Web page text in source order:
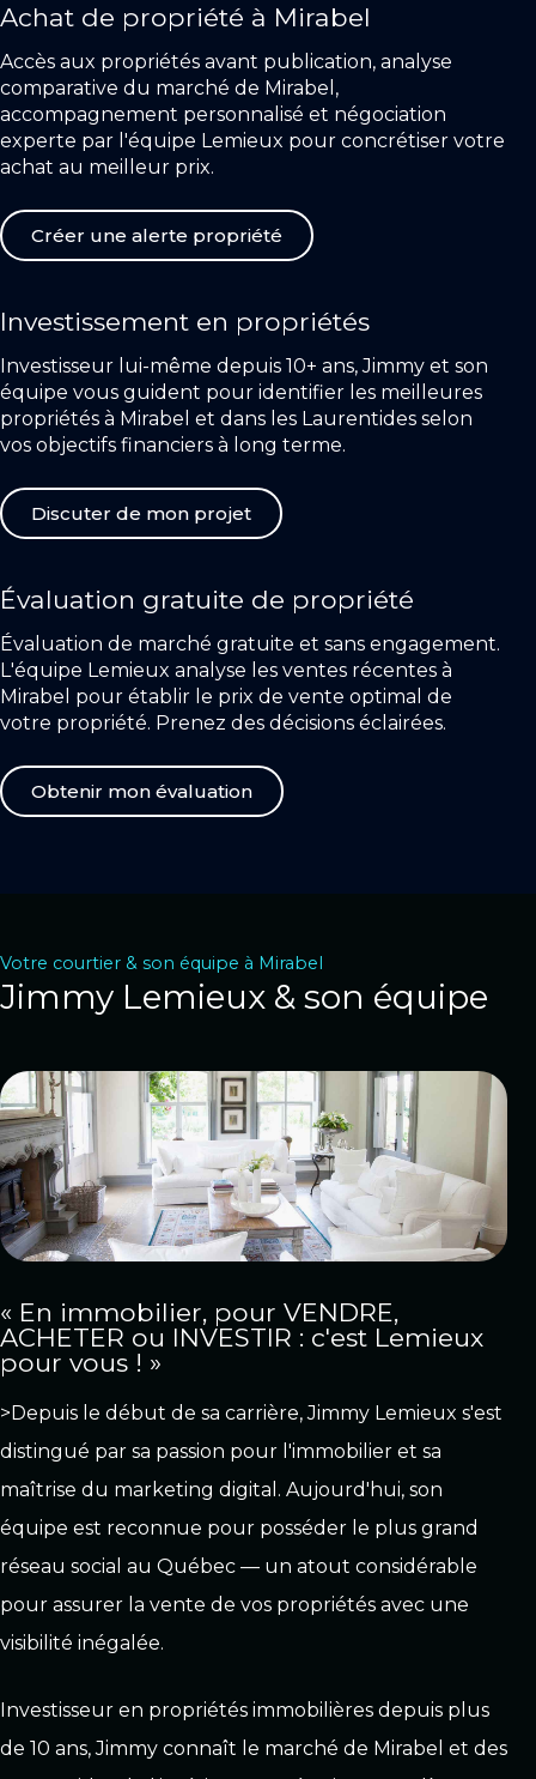
Achat de propriété à Mirabel
Accès aux propriétés avant publication, analyse
comparative du marché de Mirabel,
accompagnement personnalisé et négociation
experte par l'équipe Lemieux pour concrétiser votre
achat au meilleur prix.
Créer une alerte propriété
Investissement en propriétés
Investisseur lui-même depuis 10+ ans, Jimmy et son
équipe vous guident pour identifier les meilleures
propriétés à Mirabel et dans les Laurentides selon
vos objectifs financiers à long terme.
Discuter de mon projet
Évaluation gratuite de propriété
Évaluation de marché gratuite et sans engagement.
L'équipe Lemieux analyse les ventes récentes à
Mirabel pour établir le prix de vente optimal de
votre propriété. Prenez des décisions éclairées.
Obtenir mon évaluation
Votre courtier & son équipe à Mirabel
Jimmy Lemieux & son équipe
« En immobilier, pour VENDRE,
ACHETER ou INVESTIR : c'est Lemieux
pour vous ! »
>Depuis le début de sa carrière, Jimmy Lemieux s'est
distingué par sa passion pour l'immobilier et sa
maîtrise du marketing digital. Aujourd'hui, son
équipe est reconnue pour posséder le plus grand
réseau social au Québec — un atout considérable
pour assurer la vente de vos propriétés avec une
visibilité inégalée.
Investisseur en propriétés immobilières depuis plus
de 10 ans, Jimmy connaît le marché de Mirabel et des